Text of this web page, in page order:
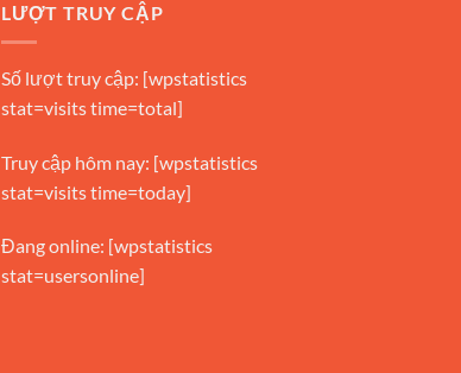
LƯỢT TRUY CẬP
Số lượt truy cập: [wpstatistics
stat=visits time=total]
Truy cập hôm nay: [wpstatistics
stat=visits time=today]
Đang online: [wpstatistics
stat=usersonline]